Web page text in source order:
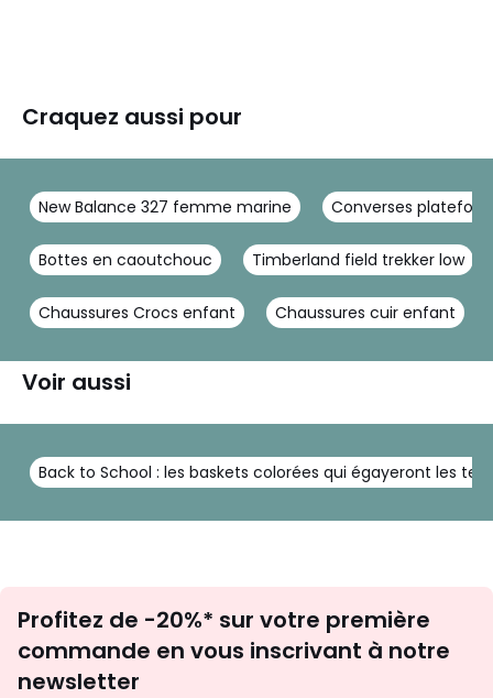
Craquez aussi pour
New Balance 327 femme marine Converses
Bottes en caoutchouc Timberland field trekker low
Chaussures Crocs enfant Chaussures cuir enfant
Voir aussi
Back to School : les baskets colorées qui égayeront les
newsletter
Profitez de -20%* sur votre première
commande en vous inscrivant à notre
newsletter